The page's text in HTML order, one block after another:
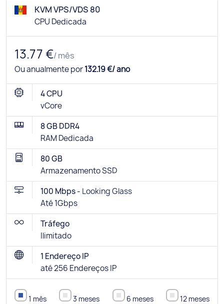
KVM VPS/VDS 80
CPU Dedicada
13.77 €/ mês
Ou anualmente por132.19 €/ ano
4 CPU
vCore
8 GB DDR4
RAM Dedicada
80 GB
Armazenamento SSD
100 Mbps - Looking Glass
Até 1Gbps
Tráfego
Ilimitado
1 Endereço IP
até 256 Endereços IP
1 mês 3 meses 6 meses 12 meses